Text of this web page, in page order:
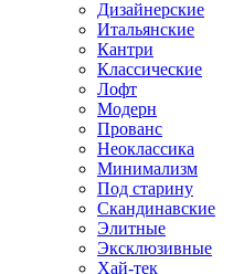
Дизайнерские
Итальянские
Кантри
Классические
Лофт
Модерн
Прованс
Неоклассика
Минимализм
Под старину
Скандинавские
Элитные
Эксклюзивные
Хай-тек